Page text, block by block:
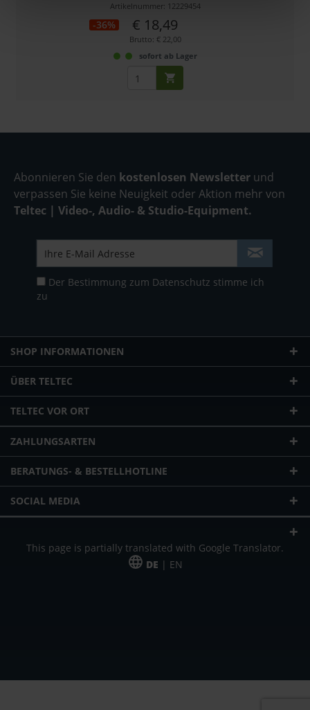
Artikelnummer: 12229454
-36% € 18,49
Brutto: € 22,00
sofort ab Lager
Abonnieren Sie den kostenlosen Newsletter und
verpassen Sie keine Neuigkeit oder Aktion mehr von
Teltec | Video-, Audio- & Studio-Equipment.
Der Bestimmung zum Datenschutz stimme ich
zu
SHOP INFORMATIONEN
ÜBER TELTEC
TELTEC VOR ORT
ZAHLUNGSARTEN
BERATUNGS- & BESTELLHOTLINE
SOCIAL MEDIA
This page is partially translated with Google Translator.
DE | EN